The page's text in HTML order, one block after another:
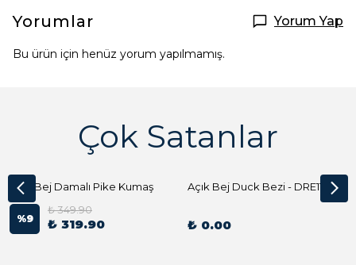
Yorumlar Yorum Yap
Bu ürün için henüz yorum yapılmamış.
Çok Satanlar
Açık Bej Damalı Pike Kumaş
%9
₺ 349.90
₺ 319.90
Açık Bej Duck Bezi - DRE1144 Kumaş Peçete
₺ 0.00